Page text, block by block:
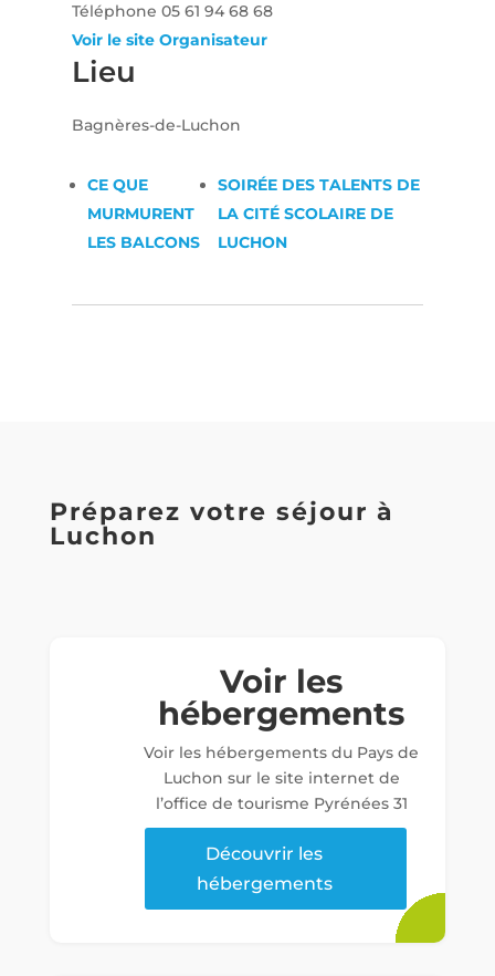
Lieu
Bagnères-de-Luchon
Téléphone 05 61 94 68 68
Voir le site Organisateur
CE QUE
MURMURENT
LES BALCONS
SOIRÉE DES TALENTS DE
LA CITÉ SCOLAIRE DE
LUCHON
Préparez votre séjour à
Luchon
Voir les
hébergements
Voir les hébergements du Pays de
Luchon sur le site internet de
l’office de tourisme Pyrénées 31
Découvrir les
hébergements